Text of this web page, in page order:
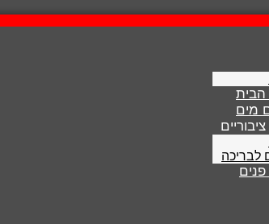
הבית
מים
לבריכה